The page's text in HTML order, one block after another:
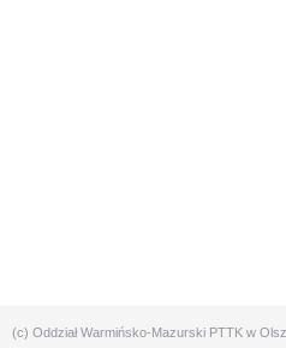
(c) Oddział Warmińsko-Mazurski PTTK w